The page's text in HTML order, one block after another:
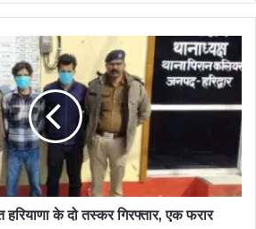
के दो तस्कर गिरफ्तार, एक फरार